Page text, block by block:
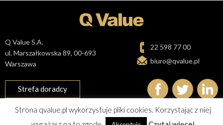
Q Value S.A.
ul. Marszałkowska 89, 00-693
Warszawa
22 598 77 00
biuro@qvalue.pl
Strefa doradcy
Polityka prywatności i cookies Mapa Strony
Strona qvalue.pl wykorzystuje pliki cookies. Korzystając z niej